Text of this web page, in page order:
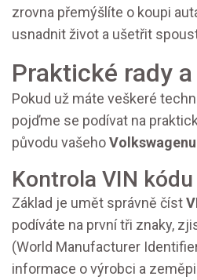
zrovna přemýšlíte o koupi
usnadnit život a ušetřit
Praktické rady
Pokud už máte veškeré
pojďme se podívat na
původu vašehoVolkswagenu
Kontrola VIN kódu
Základ je umět správně číst
podíváte na první tři znaky,
(World Manufacturer
informace o výrobci a